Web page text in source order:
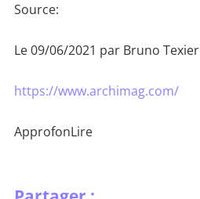
Source:
Le 09/06/2021 par Bruno Texier
https://www.archimag.com/
ApprofonLire